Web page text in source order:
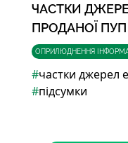
ОПРИЛЮДНЕННЯ
ЧАСТКИ
ПРОДАНОЇ ПУП
#частки джерел
#підсумки